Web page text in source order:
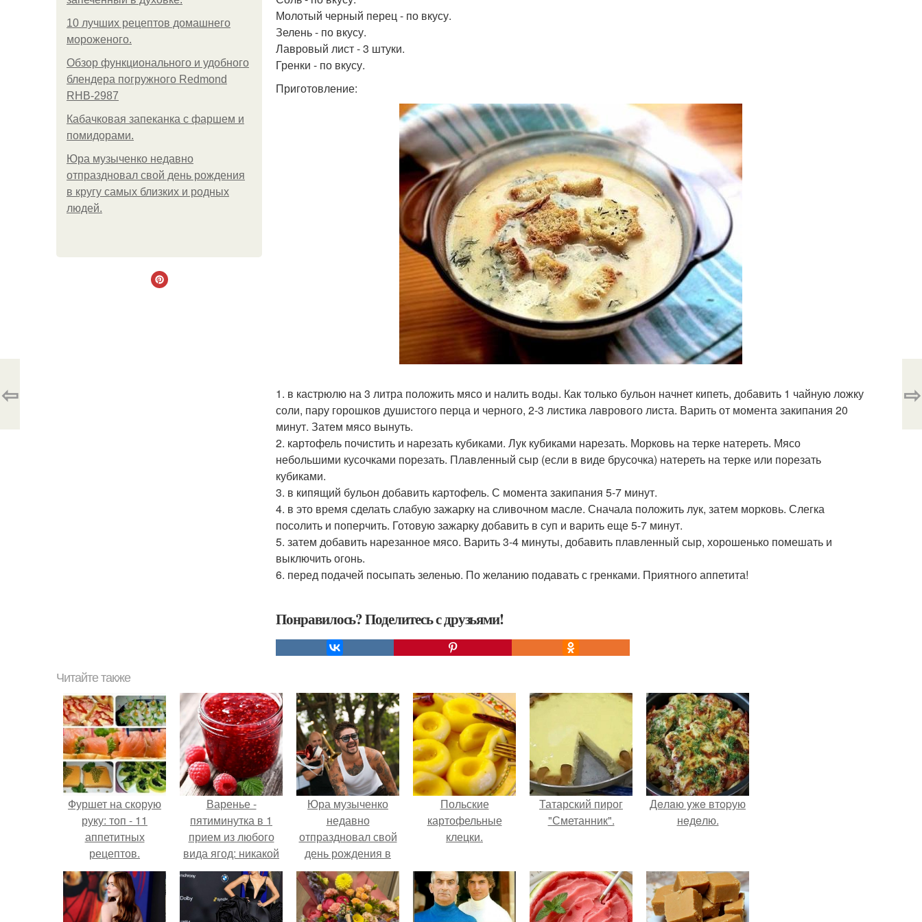
10 лучших рецептов домашнего
мороженого.
Обзор функционального и удобного
блендера погружного Redmond
RHB-2987
Кабачковая запеканка с фаршем и
помидорами.
Юра музыченко недавно
отпраздновал свой день рождения
в кругу самых близких и родных
людей.
Молотый черный перец - по вкусу.
Зелень - по вкусу.
Лавровый лист - 3 штуки.
Гренки - по вкусу.
Приготовление:
1. в кастрюлю на 3 литра положить мясо и налить воды. Как только бульон начнет кипеть, добавить 1 чайную ложку
соли, пару горошков душистого перца и черного, 2-3 листика лаврового листа. Варить от момента закипания 20
минут. Затем мясо вынуть.
2. картофель почистить и нарезать кубиками. Лук кубиками нарезать. Морковь на терке натереть. Мясо
небольшими кусочками порезать. Плавленный сыр (если в виде брусочка) натереть на терке или порезать
кубиками.
3. в кипящий бульон добавить картофель. С момента закипания 5-7 минут.
4. в это время сделать слабую зажарку на сливочном масле. Сначала положить лук, затем морковь. Слегка
посолить и поперчить. Готовую зажарку добавить в суп и варить еще 5-7 минут.
5. затем добавить нарезанное мясо. Варить 3-4 минуты, добавить плавленный сыр, хорошенько помешать и
выключить огонь.
6. перед подачей посыпать зеленью. По желанию подавать с гренками. Приятного аппетита!
Понравилось? Поделитесь с друзьями!
⇦ ⇨
Читайте также
Фуршет на скорую
руку: топ - 11
аппетитных
рецептов.
Варенье -
пятиминутка в 1
прием из любого
вида ягод: никакой
длительной варки,
все витамины на
месте!
Юра музыченко
недавно
отпраздновал свой
день рождения в
кругу самых
близких и родных
людей.
Польские
картофельные
клецки.
Татарский пирог
"Сметанник".
Дeлaю yжe втopую
нeдeлю.